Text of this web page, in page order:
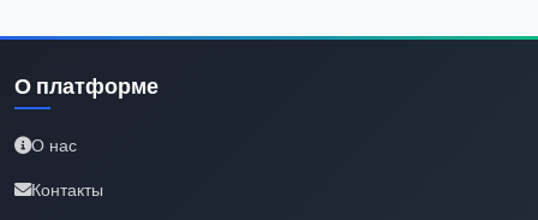
О платформе
О нас
Контакты